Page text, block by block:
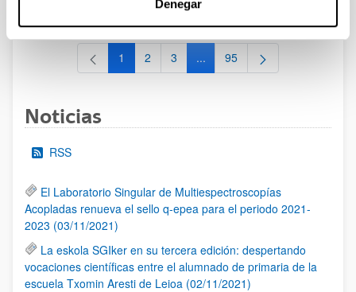
Denegar
al 30/07/2026 (ambos incluídos)
Página
1 Página
2 Página
3 ...Páginas intermedias Use TAB
Página
95
Noticias
RSS
El Laboratorio Singular de Multiespectroscopías
Acopladas renueva el sello q-epea para el periodo 2021-
2023 (03/11/2021)
La eskola SGIker en su tercera edición: despertando
vocaciones científicas entre el alumnado de primaria de la
escuela Txomin Aresti de Leioa (02/11/2021)